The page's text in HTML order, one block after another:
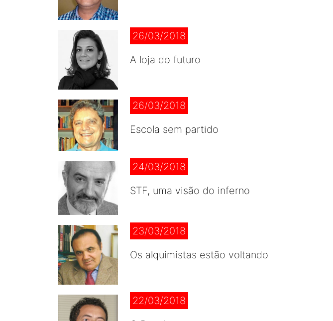
26/03/2018
A loja do futuro
26/03/2018
Escola sem partido
24/03/2018
STF, uma visão do inferno
23/03/2018
Os alquimistas estão voltando
22/03/2018